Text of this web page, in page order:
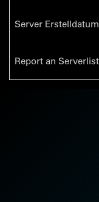
Server
Report an